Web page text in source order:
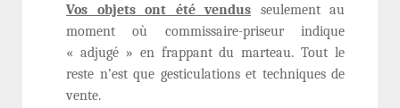
Vos objets ont été vendus seulement au
moment où commissaire-priseur indique
« adjugé » en frappant du marteau. Tout le
reste n’est que gesticulations et techniques de
vente.